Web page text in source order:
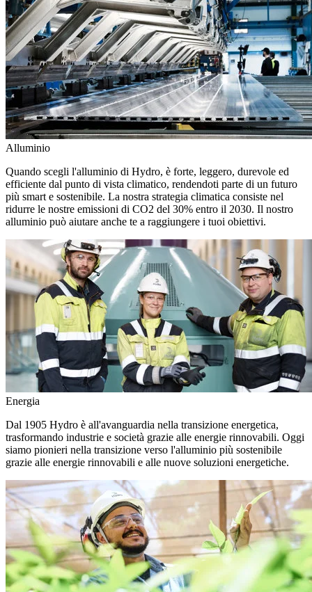
Alluminio
Quando scegli l'alluminio di Hydro, è forte, leggero, durevole ed
efficiente dal punto di vista climatico, rendendoti parte di un futuro
più smart e sostenibile. La nostra strategia climatica consiste nel
ridurre le nostre emissioni di CO2 del 30% entro il 2030. Il nostro
alluminio può aiutare anche te a raggiungere i tuoi obiettivi.
Energia
Dal 1905 Hydro è all'avanguardia nella transizione energetica,
trasformando industrie e società grazie alle energie rinnovabili. Oggi
siamo pionieri nella transizione verso l'alluminio più sostenibile
grazie alle energie rinnovabili e alle nuove soluzioni energetiche.